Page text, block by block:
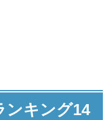
ンキング14